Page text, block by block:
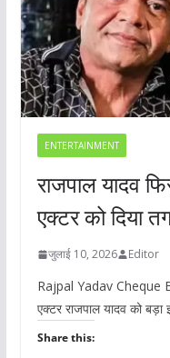
ENTERTAINMENT
राजपाल यादव
एक्टर को दिया
जुलाई 10, 2026 Editor
Rajpal Yadav Cheque
एक्टर राजपाल यादव को
Share this: